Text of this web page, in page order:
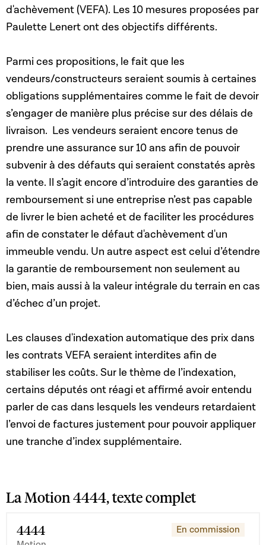
d'achèvement (VEFA). Les 10 mesures proposées par
Paulette Lenert ont des objectifs différents.
Parmi ces propositions, le fait que les
vendeurs/constructeurs seraient soumis à certaines
obligations supplémentaires comme le fait de devoir
s’engager de manière plus précise sur des délais de
livraison. Les vendeurs seraient encore tenus de
prendre une assurance sur 10 ans afin de pouvoir
subvenir à des défauts qui seraient constatés après
la vente. Il s’agit encore d’introduire des garanties de
remboursement si une entreprise n’est pas capable
de livrer le bien acheté et de faciliter les procédures
afin de constater le défaut d'achèvement d'un
immeuble vendu. Un autre aspect est celui d’étendre
la garantie de remboursement non seulement au
bien, mais aussi à la valeur intégrale du terrain en cas
d’échec d’un projet.
Les clauses d'indexation automatique des prix dans
les contrats VEFA seraient interdites afin de
stabiliser les coûts. Sur le thème de l’indexation,
certains députés ont réagi et affirmé avoir entendu
parler de cas dans lesquels les vendeurs retardaient
l’envoi de factures justement pour pouvoir appliquer
une tranche d’index supplémentaire.
La Motion 4444, texte complet
4444 En commission